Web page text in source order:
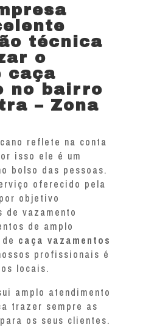
técnica
o
caça
no bairro
– Zona
reflete na conta
isso ele é um
bolso das pessoas.
oferecido pela
objetivo
vazamento
de amplo
caça vazamentos
profissionais é
locais.
amplo atendimento
trazer sempre as
os seus clientes.